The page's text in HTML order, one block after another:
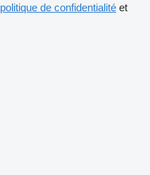
politique de confidentialité et